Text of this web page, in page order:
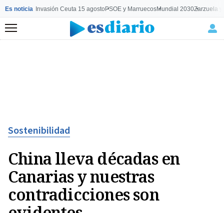
Es noticia Invasión Ceuta 15 agostoPSOE y MarruecosMundial 2030Zarzuela
Menú
Sostenibilidad
China lleva décadas en
Canarias y nuestras
contradicciones son